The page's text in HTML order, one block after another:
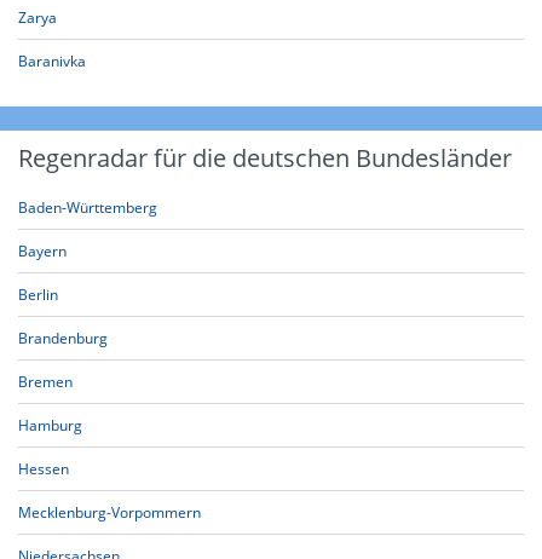
Zarya
Baranivka
Regenradar für die deutschen Bundesländer
Baden-Württemberg
Bayern
Berlin
Brandenburg
Bremen
Hamburg
Hessen
Mecklenburg-Vorpommern